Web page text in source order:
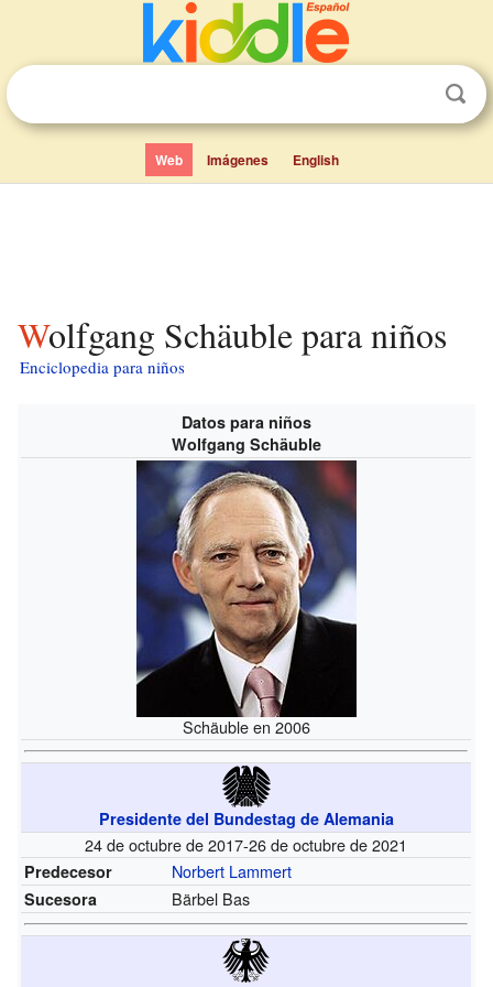
Web Imágenes English
Wolfgang Schäuble para niños
Enciclopedia para niños
Datos para niños
Wolfgang Schäuble
Schäuble en 2006
Presidente del Bundestag de Alemania
24 de octubre de 2017-26 de octubre de 2021
Predecesor Norbert Lammert
Sucesora Bärbel Bas